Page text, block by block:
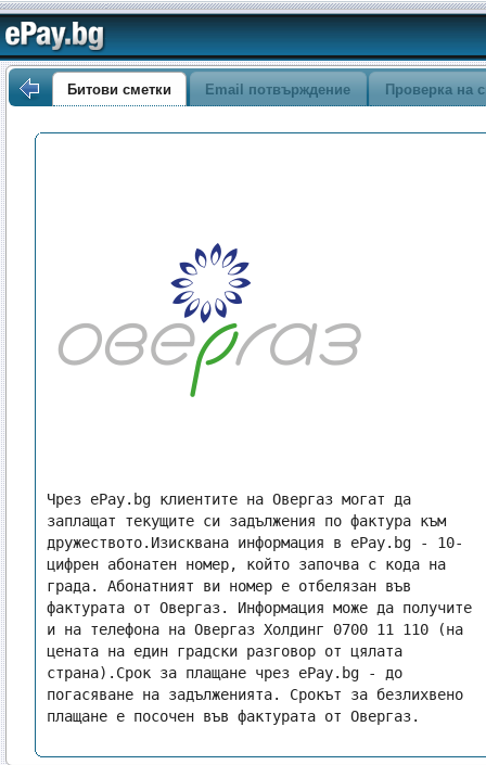
Битови сметки Email потвърждение Проверка на
Чрез ePay.bg клиентите на Овергаз могат да
заплащат текущите си задължения по фактура към
дружеството.Изисквана информация в ePay.bg - 10-
цифрен абонатен номер, който започва с кода на
града. Абонатният ви номер е отбелязан във
фактурата от Овергаз. Информация може да получите
и на телефона на Овергаз Холдинг 0700 11 110 (на
цената на един градски разговор от цялата
страна).Срок за плащане чрез ePay.bg - до
погасяване на задълженията. Срокът за безлихвено
плащане е посочен във фактурата от Овергаз.